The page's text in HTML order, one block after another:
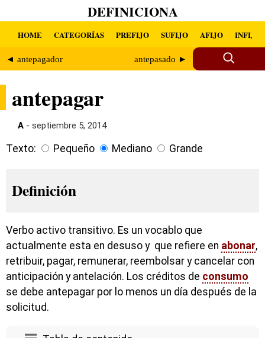
DEFINICIONA
HOME CATEGORÍAS PREFIJO SUFIJO AFIJO INFIJO
◄ antepagador antepasado ►
antepagar
A - septiembre 5, 2014
Texto: Pequeño Mediano Grande
Definición
Verbo activo transitivo. Es un vocablo que
actualmente esta en desuso y que refiere en abonar,
retribuir, pagar, remunerar, reembolsar y cancelar con
anticipación y antelación. Los créditos de consumo
se debe antepagar por lo menos un día después de la
solicitud.